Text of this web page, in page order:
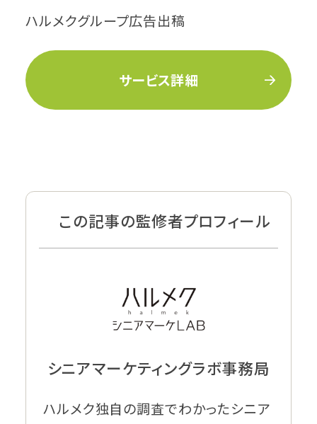
ハルメクグループ広告出稿
サービス詳細
この記事の監修者プロフィール
シニアマーケティングラボ事務局
ハルメク独自の調査でわかったシニア